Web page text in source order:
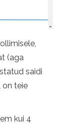
(aga
saidi
on teie
kui 4